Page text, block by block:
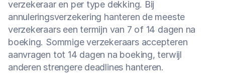
verzekeraar en per type dekking. Bij
annuleringsverzekering hanteren de meeste
verzekeraars een termijn van 7 of 14 dagen na
boeking. Sommige verzekeraars accepteren
aanvragen tot 14 dagen na boeking, terwijl
anderen strengere deadlines hanteren.